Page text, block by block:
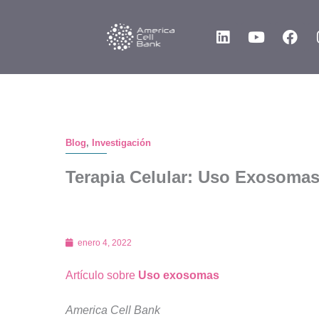
L
i
k
Y
o
t
F
a
e
Blog, Investigación
Terapia Celular: Uso Exosomas
enero 4, 2022
Artículo sobre Uso exosomas
America Cell Bank